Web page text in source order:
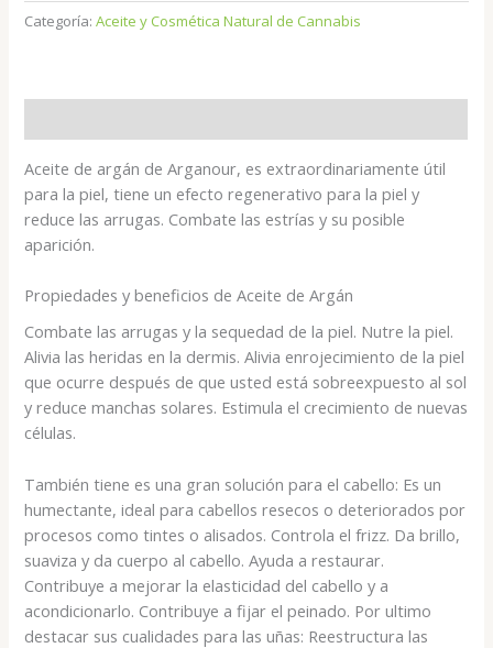
Categoría:Aceite y Cosmética Natural de Cannabis
Aceite de argán de Arganour, es extraordinariamente útil
para la piel, tiene un efecto regenerativo para la piel y
reduce las arrugas. Combate las estrías y su posible
aparición.
Propiedades y beneficios de Aceite de Argán
Combate las arrugas y la sequedad de la piel. Nutre la piel.
Alivia las heridas en la dermis. Alivia enrojecimiento de la piel
que ocurre después de que usted está sobreexpuesto al sol
y reduce manchas solares. Estimula el crecimiento de nuevas
células.
También tiene es una gran solución para el cabello: Es un
humectante, ideal para cabellos resecos o deteriorados por
procesos como tintes o alisados. Controla el frizz. Da brillo,
suaviza y da cuerpo al cabello. Ayuda a restaurar.
Contribuye a mejorar la elasticidad del cabello y a
acondicionarlo. Contribuye a fijar el peinado. Por ultimo
destacar sus cualidades para las uñas: Reestructura las